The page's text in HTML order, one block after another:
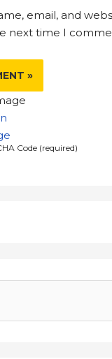
email, and
next time I
Code (required)